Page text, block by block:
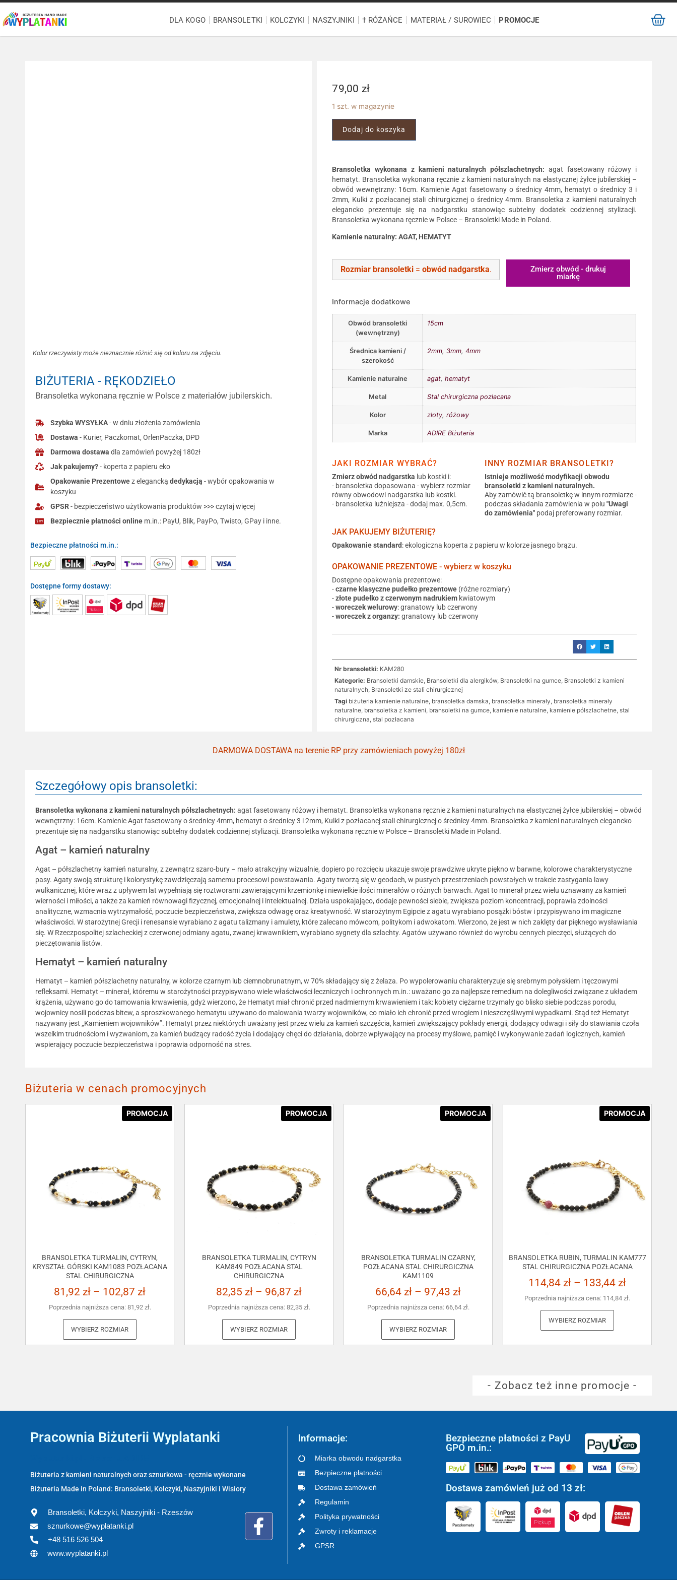
DLA KOGO BRANSOLETKI KOLCZYKI NASZYJNIKI † RÓŻAŃCE MATERIAŁ / SUROWIEC PROMOCJE
Kolor rzeczywisty może nieznacznie różnić się od koloru na zdjęciu.
BIŻUTERIA - RĘKODZIEŁO
Bransoletka wykonana ręcznie w Polsce z materiałów jubilerskich.
Szybka WYSYŁKA- w dniu złożenia zamówienia
Dostawa - Kurier, Paczkomat, OrlenPaczka, DPD
Darmowa dostawa dla zamówień powyżej 180zł
Jak pakujemy?- koperta z papieru eko
Opakowanie Prezentowez eleganckądedykacją - wybór opakowania w
koszyku
GPSR- bezpieczeństwo użytkowania produktów >>> czytaj więcej
Bezpiecznie płatności online m.in.: PayU, Blik, PayPo, Twisto, GPay i inne.
Bezpieczne płatności m.in.:
Dostępne formy dostawy:
79,00 zł
1 szt. w magazynie
Dodaj do koszyka
Bransoletka wykonana z kamieni naturalnych półszlachetnych: agat fasetowany różowy i
hematyt. Bransoletka wykonana ręcznie z kamieni naturalnych na elastycznej żyłce jubilerskiej –
obwód wewnętrzny: 16cm. Kamienie Agat fasetowany o średnicy 4mm, hematyt o średnicy 3 i
2mm, Kulki z pozłacanej stali chirurgicznej o średnicy 4mm. Bransoletka z kamieni naturalnych
elegancko prezentuje się na nadgarstku stanowiąc subtelny dodatek codziennej stylizacji.
Bransoletka wykonana ręcznie w Polsce – Bransoletki Made in Poland.
Kamienie naturalny: AGAT, HEMATYT
Rozmiar bransoletki= obwód nadgarstka.
Zmierz obwód - drukuj
miarkę
Informacje dodatkowe
Obwód bransoletki
(wewnętrzny)
15cm
Średnica kamieni /
szerokość
2mm,3mm,4mm
Kamienie naturalne agat,hematyt
Metal Stal chirurgiczna pozłacana
Kolor złoty,różowy
Marka ADIRE Biżuteria
JAKI ROZMIAR WYBRAĆ?
Zmierz obwód nadgarstka lub kostki i:
- bransoletka dopasowana - wybierz rozmiar
równy obwodowi nadgarstka lub kostki.
- bransoletka luźniejsza - dodaj max. 0,5cm.
INNY ROZMIAR BRANSOLETKI?
Istnieje możliwość modyfikacji obwodu
bransoletki z kamieni naturalnych.
Aby zamówić tą bransoletkę w innym rozmiarze -
podczas składania zamówienia w polu "Uwagi
do zamówienia"podaj preferowany rozmiar.
JAK PAKUJEMY BIŻUTERIĘ?
Opakowanie standard: ekologiczna koperta z papieru w kolorze jasnego brązu.
OPAKOWANIE PREZENTOWE - wybierz w koszyku
Dostępne opakowania prezentowe:
-czarne klasyczne pudełko prezentowe (różne rozmiary)
-złote pudełko z czerwonym nadrukiem kwiatowym
-woreczek welurowy: granatowy lub czerwony
-woreczek z organzy: granatowy lub czerwony
Nr bransoletki: KAM280
Kategorie: Bransoletki damskie Bransoletki dla alergików Bransoletki na gumce Bransoletki z kamieni
naturalnych Bransoletki ze stali chirurgicznej
Tagi biżuteria kamienie naturalne bransoletka damska bransoletka minerały bransoletka minerały
naturalne bransoletka z kamieni bransoletki na gumce kamienie naturalne kamienie półszlachetne stal
chirurgiczna stal pozłacana
DARMOWA DOSTAWA na terenie RP przy zamówieniach powyżej 180zł
Szczegółowy opis bransoletki:
Bransoletka wykonana z kamieni naturalnych półszlachetnych: agat fasetowany różowy i hematyt. Bransoletka wykonana ręcznie z kamieni naturalnych na elastycznej żyłce jubilerskiej – obwód
wewnętrzny: 16cm. Kamienie Agat fasetowany o średnicy 4mm, hematyt o średnicy 3 i 2mm, Kulki z pozłacanej stali chirurgicznej o średnicy 4mm. Bransoletka z kamieni naturalnych elegancko
prezentuje się na nadgarstku stanowiąc subtelny dodatek codziennej stylizacji. Bransoletka wykonana ręcznie w Polsce – Bransoletki Made in Poland.
Agat – kamień naturalny
Agat – półszlachetny kamień naturalny, z zewnątrz szaro-bury – mało atrakcyjny wizualnie, dopiero po rozcięciu ukazuje swoje prawdziwe ukryte piękno w barwne, kolorowe charakterystyczne
pasy. Agaty swoją strukturę i kolorystykę zawdzięczają samemu procesowi powstawania. Agaty tworzą się w geodach, w pustych przestrzeniach powstałych w trakcie zastygania lawy
wulkanicznej, które wraz z upływem lat wypełniają się roztworami zawierającymi krzemionkę i niewielkie ilości minerałów o różnych barwach. Agat to minerał przez wielu uznawany za kamień
wierności i miłości, a także za kamień równowagi fizycznej, emocjonalnej i intelektualnej. Działa uspokajająco, dodaje pewności siebie, zwiększa poziom koncentracji, poprawia zdolności
analityczne, wzmacnia wytrzymałość, poczucie bezpieczeństwa, zwiększa odwagę oraz kreatywność. W starożytnym Egipcie z agatu wyrabiano posążki bóstw i przypisywano im magiczne
właściwości. W starożytnej Grecji i renesansie wyrabiano z agatu talizmany i amulety, które zalecano mówcom, politykom i adwokatom. Wierzono, że jest w nich zaklęty dar pięknego wysławiania
się. W Rzeczpospolitej szlacheckiej z czerwonej odmiany agatu, zwanej krwawnikiem, wyrabiano sygnety dla szlachty. Agatów używano również do wyrobu cennych pieczęci, służących do
pieczętowania listów.
Hematyt – kamień naturalny
Hematyt – kamień półszlachetny naturalny, w kolorze czarnym lub ciemnobrunatnym, w 70% składający się z żelaza. Po wypolerowaniu charakteryzuje się srebrnym połyskiem i tęczowymi
refleksami. Hematyt – minerał, któremu w starożytności przypisywano wiele właściwości leczniczych i ochronnych m.in.: uważano go za najlepsze remedium na dolegliwości związane z układem
krążenia, używano go do tamowania krwawienia, gdyż wierzono, że Hematyt miał chronić przed nadmiernym krwawieniem i tak: kobiety ciężarne trzymały go blisko siebie podczas porodu,
wojownicy nosili podczas bitew, a sproszkowanego hematytu używano do malowania twarzy wojowników, co miało ich chronić przed wrogiem i nieszczęśliwymi wypadkami. Stąd też Hematyt
nazywany jest „Kamieniem wojowników”. Hematyt przez niektórych uważany jest przez wielu za kamień szczęścia, kamień zwiększający pokłady energii, dodający odwagi i siły do stawiania czoła
wszelkim trudnościom i wyzwaniom, za kamień budzący radość życia i dodający chęci do działania, dobrze wpływający na procesy myślowe, pamięć i wykonywanie zadań logicznych, kamień
wspierający poczucie bezpieczeństwa i poprawia odporność na stres.
Biżuteria w cenach promocyjnych
PROMOCJA
BRANSOLETKA TURMALIN, CYTRYN,
KRYSZTAŁ GÓRSKI KAM1083 POZŁACANA
STAL CHIRURGICZNA
81,92 zł – 102,87 zł
Poprzednia najniższa cena: 81,92 zł.
WYBIERZ ROZMIAR
PROMOCJA
BRANSOLETKA TURMALIN, CYTRYN
KAM849 POZŁACANA STAL
CHIRURGICZNA
82,35 zł – 96,87 zł
Poprzednia najniższa cena: 82,35 zł.
WYBIERZ ROZMIAR
PROMOCJA
BRANSOLETKA TURMALIN CZARNY,
POZŁACANA STAL CHIRURGICZNA
KAM1109
66,64 zł – 97,43 zł
Poprzednia najniższa cena: 66,64 zł.
WYBIERZ ROZMIAR
PROMOCJA
BRANSOLETKA RUBIN, TURMALIN KAM777
STAL CHIRURGICZNA POZŁACANA
114,84 zł – 133,44 zł
Poprzednia najniższa cena: 114,84 zł.
WYBIERZ ROZMIAR
- Zobacz też inne promocje -
Pracownia Biżuterii Wyplatanki
Biżuteria z kamieni naturalnych oraz sznurkowa - ręcznie wykonane
Biżuteria Made in Poland: Bransoletki, Kolczyki, Naszyjniki i Wisiory
Bransoletki, Kolczyki, Naszyjniki - Rzeszów
sznurkowe@wyplatanki.pl
+48 516 526 504
www.wyplatanki.pl
Informacje:
Miarka obwodu nadgarstka
Bezpieczne płatności
Dostawa zamówień
Regulamin
Polityka prywatności
Zwroty i reklamacje
GPSR
Bezpieczne płatności z PayU
GPO m.in.:
Dostawa zamówień już od 13 zł: